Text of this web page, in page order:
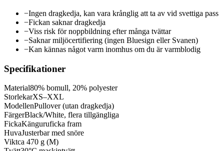
−Ingen dragkedja, kan vara krånglig att ta av vid svettiga pass
−Fickan saknar dragkedja
−Viss risk för noppbildning efter många tvättar
−Saknar miljöcertifiering (ingen Bluesign eller Svanen)
−Kan kännas något varm inomhus om du är varmblodig
Specifikationer
Material80% bomull, 20% polyester
StorlekarXS–XXL
ModellenPullover (utan dragkedja)
FärgerBlack/White, flera tillgängliga
FickaKänguruficka fram
HuvaJusterbar med snöre
Viktca 470 g (M)